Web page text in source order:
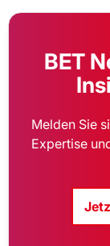
BET
Melden Sie
Expertise